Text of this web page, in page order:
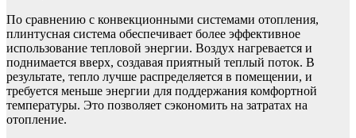
По сравнению с конвекционными системами отопления,
плинтусная система обеспечивает более эффективное
использование тепловой энергии. Воздух нагревается и
поднимается вверх, создавая приятный теплый поток. В
результате, тепло лучше распределяется в помещении, и
требуется меньше энергии для поддержания комфортной
температуры. Это позволяет сэкономить на затратах на
отопление.